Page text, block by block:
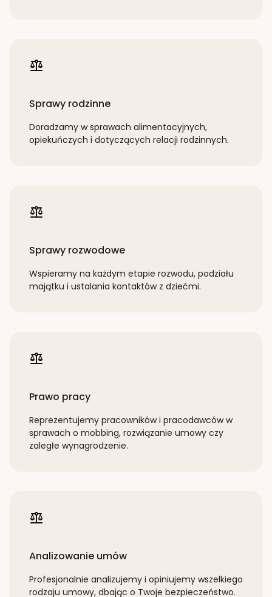
Sprawy rodzinne
Doradzamy w sprawach alimentacyjnych,
opiekuńczych i dotyczących relacji rodzinnych.
Sprawy rozwodowe
Wspieramy na każdym etapie rozwodu, podziału
majątku i ustalania kontaktów z dziećmi.
Prawo pracy
Reprezentujemy pracowników i pracodawców w
sprawach o mobbing, rozwiązanie umowy czy
zaległe wynagrodzenie.
Analizowanie umów
Profesjonalnie analizujemy i opiniujemy wszelkiego
rodzaju umowy, dbając o Twoje bezpieczeństwo.